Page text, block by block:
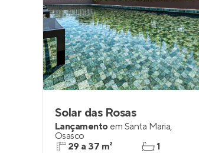
Solar das Rosas
Lançamento em Santa Maria,
Osasco
29 a 37 m²
1